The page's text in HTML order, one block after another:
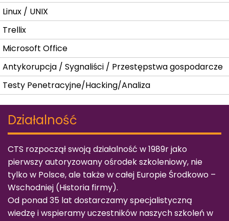
Linux / UNIX
Trellix
Microsoft Office
Antykorupcja / Sygnaliści / Przestępstwa gospodarcze
Testy Penetracyjne/Hacking/Analiza
Działalność
CTS rozpoczął swoją działalność w 1989r jako
pierwszy autoryzowany ośrodek szkoleniowy, nie
tylko w Polsce, ale także w całej Europie Środkowo –
Wschodniej (Historia firmy).
Od ponad 35 lat dostarczamy specjalistyczną
wiedzę i wspieramy uczestników naszych szkoleń w